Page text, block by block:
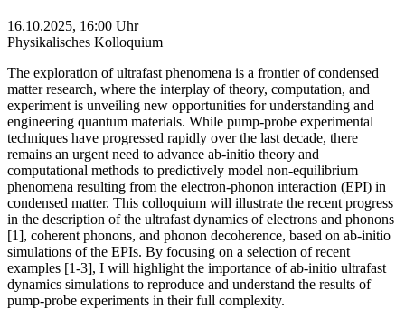
16.10.2025, 16:00 Uhr
Physikalisches Kolloquium
The exploration of ultrafast phenomena is a frontier of condensed
matter research, where the interplay of theory, computation, and
experiment is unveiling new opportunities for understanding and
engineering quantum materials. While pump-probe experimental
techniques have progressed rapidly over the last decade, there
remains an urgent need to advance ab-initio theory and
computational methods to predictively model non-equilibrium
phenomena resulting from the electron-phonon interaction (EPI) in
condensed matter. This colloquium will illustrate the recent progress
in the description of the ultrafast dynamics of electrons and phonons
[1], coherent phonons, and phonon decoherence, based on ab-initio
simulations of the EPIs. By focusing on a selection of recent
examples [1-3], I will highlight the importance of ab-initio ultrafast
dynamics simulations to reproduce and understand the results of
pump-probe experiments in their full complexity.